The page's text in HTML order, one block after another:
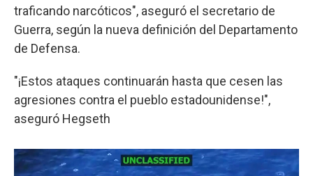
traficando narcóticos", aseguró el secretario de
Guerra, según la nueva definición del Departamento
de Defensa.
"¡Estos ataques continuarán hasta que cesen las
agresiones contra el pueblo estadounidense!",
aseguró Hegseth